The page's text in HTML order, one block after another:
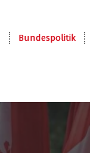
Bundespolitik